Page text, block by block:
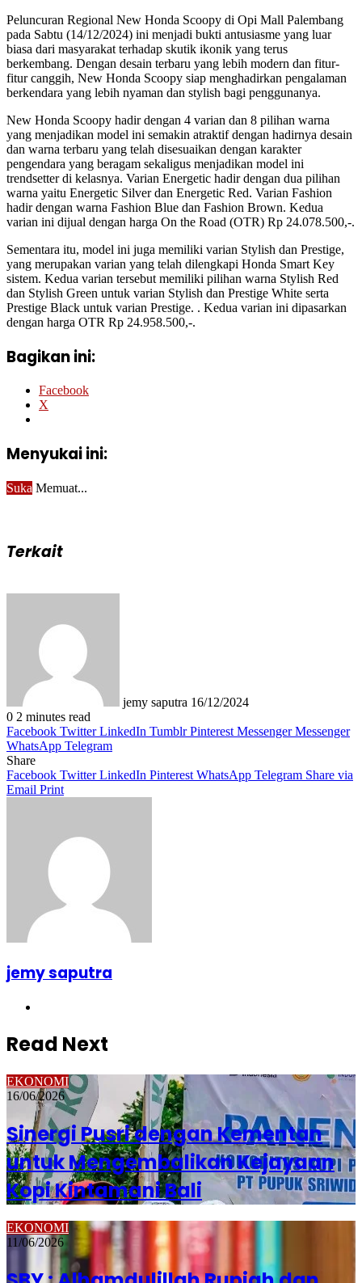
Peluncuran Regional New Honda Scoopy di Opi Mall Palembang
pada Sabtu (14/12/2024) ini menjadi bukti antusiasme yang luar
biasa dari masyarakat terhadap skutik ikonik yang terus
berkembang. Dengan desain terbaru yang lebih modern dan fitur-
fitur canggih, New Honda Scoopy siap menghadirkan pengalaman
berkendara yang lebih nyaman dan stylish bagi penggunanya.
New Honda Scoopy hadir dengan 4 varian dan 8 pilihan warna
yang menjadikan model ini semakin atraktif dengan hadirnya desain
dan warna terbaru yang telah disesuaikan dengan karakter
pengendara yang beragam sekaligus menjadikan model ini
trendsetter di kelasnya. Varian Energetic hadir dengan dua pilihan
warna yaitu Energetic Silver dan Energetic Red. Varian Fashion
hadir dengan warna Fashion Blue dan Fashion Brown. Kedua
varian ini dijual dengan harga On the Road (OTR) Rp 24.078.500,-.
Sementara itu, model ini juga memiliki varian Stylish dan Prestige,
yang merupakan varian yang telah dilengkapi Honda Smart Key
sistem. Kedua varian tersebut memiliki pilihan warna Stylish Red
dan Stylish Green untuk varian Stylish dan Prestige White serta
Prestige Black untuk varian Prestige. . Kedua varian ini dipasarkan
dengan harga OTR Rp 24.958.500,-.
Bagikan ini:
Facebook
X
Menyukai ini:
Suka Memuat...
Terkait
jemy saputra 16/12/2024
0 2 minutes read
Facebook Twitter LinkedIn Tumblr Pinterest Messenger Messenger
WhatsApp Telegram
Share
Facebook Twitter LinkedIn Pinterest WhatsApp Telegram Share via
Email Print
jemy saputra
Read Next
EKONOMI
16/06/2026
Sinergi Pusri dengan Kementan
untuk Mengembalikan Kejayaan
Kopi Kintamani Bali
EKONOMI
11/06/2026